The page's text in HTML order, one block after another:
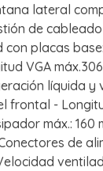
lateral
de
placas
VGA
líquida y
frontal -
máx.: 160
de